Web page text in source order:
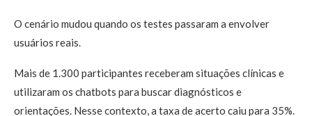
O cenário mudou quando os testes passaram a envolver
usuários reais.
Mais de 1.300 participantes receberam situações clínicas e
utilizaram os chatbots para buscar diagnósticos e
orientações. Nesse contexto, a taxa de acerto caiu para 35%.